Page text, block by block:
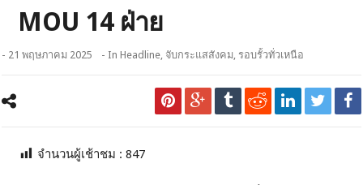
MOU 14 ฝ่าย
- 21 พฤษภาคม 2025 - InHeadline, จับกระแสสังคม, รอบรั้วทั่วเหนือ
จำนวนผู้เช้าชม :847